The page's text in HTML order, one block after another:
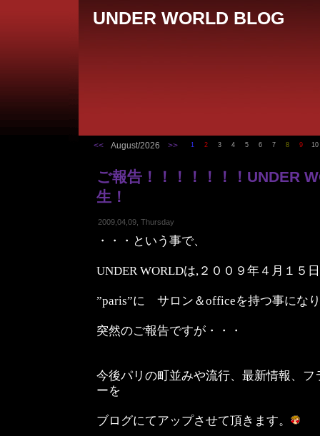
UNDER WORLD BLOG
<< August/2026 >> 1 2 3 4 5 6 7 8 9 10
ご報告！！！！！！！UNDER
生！
2009,04,09, Thursday
・・・という事で、
UNDER WORLDは,２００９年４月１５
”paris”に サロン＆officeを持つ事にな
突然のご報告ですが・・・
今後パリの町並みや流行、最新情報、
ーを
ブログにてアップさせて頂きます。